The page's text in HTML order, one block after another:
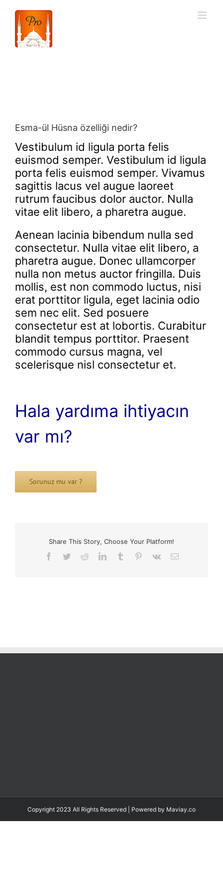
content
Esma-ül Hüsna özelliği nedir?
Vestibulum id ligula porta felis
euismod semper. Vestibulum id ligula
porta felis euismod semper. Vivamus
sagittis lacus vel augue laoreet
rutrum faucibus dolor auctor. Nulla
vitae elit libero, a pharetra augue.
Aenean lacinia bibendum nulla sed
consectetur. Nulla vitae elit libero, a
pharetra augue. Donec ullamcorper
nulla non metus auctor fringilla. Duis
mollis, est non commodo luctus, nisi
erat porttitor ligula, eget lacinia odio
sem nec elit. Sed posuere
consectetur est at lobortis. Curabitur
blandit tempus porttitor. Praesent
commodo cursus magna, vel
scelerisque nisl consectetur et.
Hala yardıma ihtiyacın
var mı?
Sorunuz mu var ?
Share This Story, Choose Your Platform!
Facebook
TwitterRedditLinkedInTumblr Pinterest
Vk Email
Copyright 2023 All Rights Reserved | Powered by Maviay.co